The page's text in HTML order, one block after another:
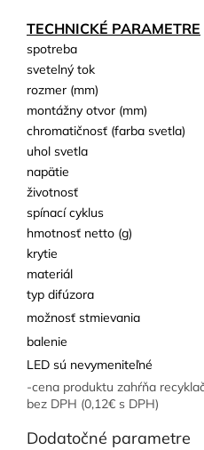
TECHNICKÉ PARAMETRE
spotreba
svetelný tok
rozmer (mm)
montážny otvor (mm)
chromatičnosť (farba svetla)
uhol svetla
napätie
životnosť
spínací cyklus
hmotnosť netto (g)
krytie
materiál
typ difúzora
možnosť stmievania
balenie
LED sú nevymeniteľné
-cena produktu zahŕňa
bez DPH (0,12€ s DPH)
Dodatočné parametre